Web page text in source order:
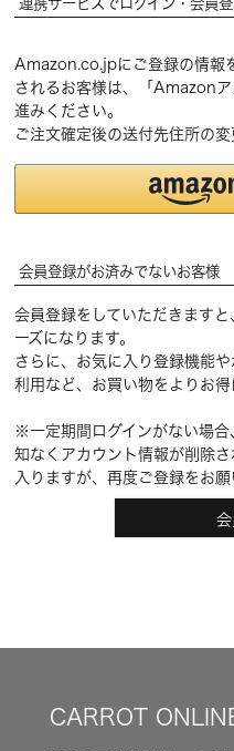
Amazon.co.jpにご登録の情報
されるお客様は、「Amazon
進みください。
ご注文確定後の送付先住所の
会員登録がお済みでないお客様
会員登録をしていただきます
ーズになります。
さらに、お気に入り登録機能
利用など、お買い物をよりお
※一定期間ログインがない場合
知なくアカウント情報が削除
入りますが、再度ご登録をお願
CARROT